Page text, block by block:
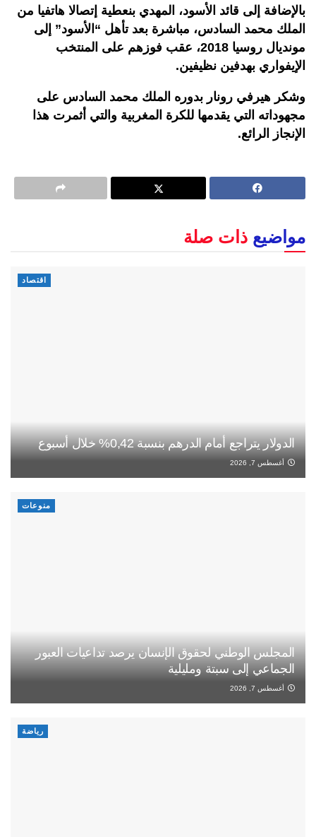
بالإضافة إلى قائد الأسود، المهدي بنعطية إتصالا هاتفيا من
الملك محمد السادس، مباشرة بعد تأهل “الأسود” إلى
مونديال روسيا 2018، عقب فوزهم على المنتخب
الإيفواري بهدفين نظيفين.
وشكر هيرفي رونار بدوره الملك محمد السادس على
مجهوداته التي يقدمها للكرة المغربية والتي أثمرت هذا
الإنجاز الرائع.
مواضيع ذات صلة
اقتصاد
الدولار يتراجع أمام الدرهم بنسبة 0,42% خلال أسبوع
أغسطس 7, 2026
منوعات
المجلس الوطني لحقوق الإنسان يرصد تداعيات العبور
الجماعي إلى سبتة ومليلية
أغسطس 7, 2026
رياضة